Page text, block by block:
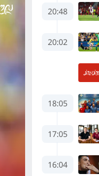
20:48
20:02
18:05
17:05
16:04